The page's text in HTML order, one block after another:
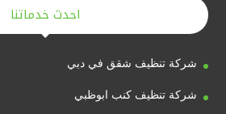
احدث خدماتنا
شركة تنظيف شقق في دبي
شركة تنظيف كنب ابوظبي